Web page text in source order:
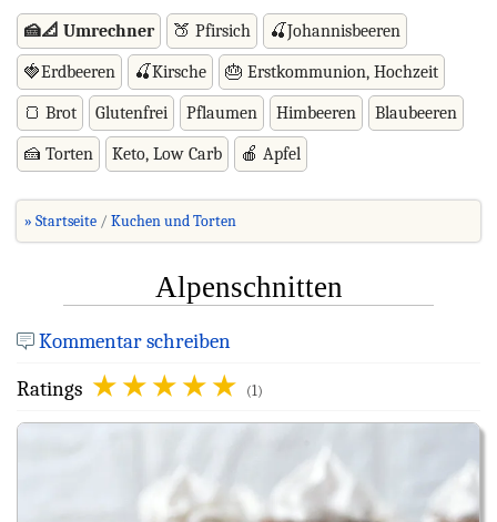
🍰📐 Umrechner 🍑 Pfirsich 🍒Johannisbeeren
🍓Erdbeeren 🍒Kirsche 🎂 Erstkommunion, Hochzeit
🍞 Brot Glutenfrei Pflaumen Himbeeren Blaubeeren
🍰 Torten Keto, Low Carb 🍎 Apfel
» Startseite Kuchen und Torten
Alpenschnitten
Kommentar schreiben
Ratings
(1)